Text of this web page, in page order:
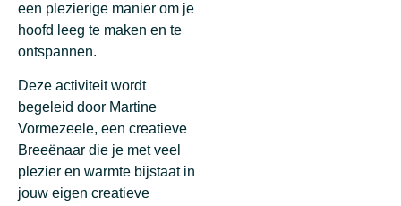
een plezierige manier om je
hoofd leeg te maken en te
ontspannen.
Deze activiteit wordt
begeleid door Martine
Vormezeele, een creatieve
Breeënaar die je met veel
plezier en warmte bijstaat in
jouw eigen creatieve